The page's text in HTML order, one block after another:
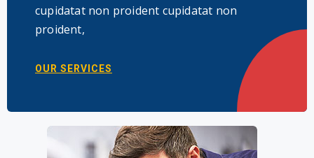
cupidatat non proident cupidatat non
proident,
OUR SERVICES